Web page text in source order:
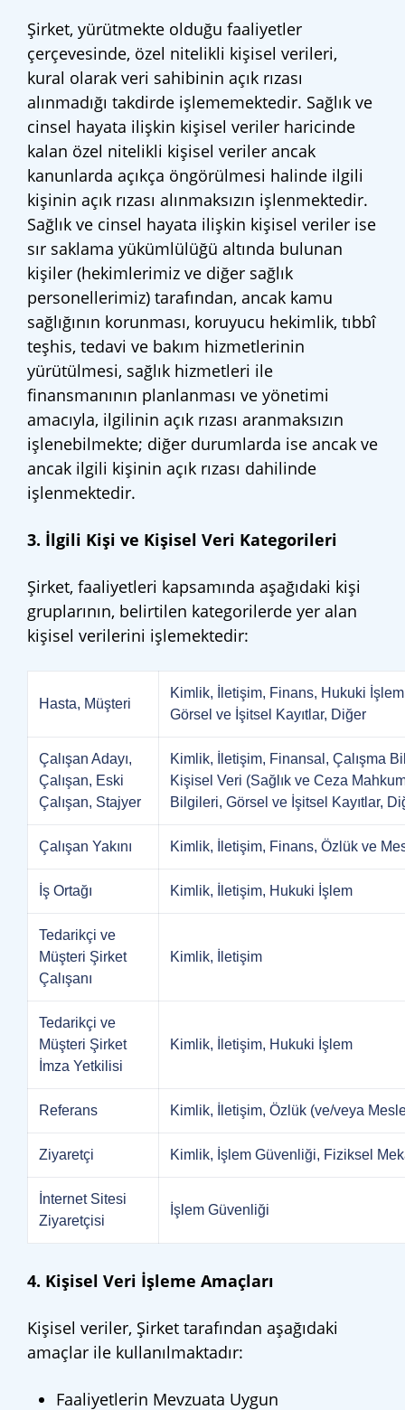
Şirket, yürütmekte olduğu faaliyetler
çerçevesinde, özel nitelikli kişisel verileri,
kural olarak veri sahibinin açık rızası
alınmadığı takdirde işlememektedir. Sağlık ve
cinsel hayata ilişkin kişisel veriler haricinde
kalan özel nitelikli kişisel veriler ancak
kanunlarda açıkça öngörülmesi halinde ilgili
kişinin açık rızası alınmaksızın işlenmektedir.
Sağlık ve cinsel hayata ilişkin kişisel veriler ise
sır saklama yükümlülüğü altında bulunan
kişiler (hekimlerimiz ve diğer sağlık
personellerimiz) tarafından, ancak kamu
sağlığının korunması, koruyucu hekimlik, tıbbî
teşhis, tedavi ve bakım hizmetlerinin
yürütülmesi, sağlık hizmetleri ile
finansmanının planlanması ve yönetimi
amacıyla, ilgilinin açık rızası aranmaksızın
işlenebilmekte; diğer durumlarda ise ancak ve
ancak ilgili kişinin açık rızası dahilinde
işlenmektedir.
3. İlgili Kişi ve Kişisel Veri Kategorileri
Şirket, faaliyetleri kapsamında aşağıdaki kişi
gruplarının, belirtilen kategorilerde yer alan
kişisel verilerini işlemektedir:
Hasta, Müşteri
Kimlik, İletişim, Finans, Hukuki
Görsel ve İşitsel Kayıtlar, Diğer
Çalışan Adayı,
Çalışan, Eski
Çalışan, Stajyer
Kimlik, İletişim, Finansal, Çalışma
Kişisel Veri (Sağlık ve Ceza
Bilgileri, Görsel ve İşitsel Kayıtlar,
Çalışan Yakını Kimlik, İletişim, Finans, Özlük ve
İş Ortağı Kimlik, İletişim, Hukuki İşlem
Tedarikçi ve
Müşteri Şirket
Çalışanı
Kimlik, İletişim
Tedarikçi ve
Müşteri Şirket
İmza Yetkilisi
Kimlik, İletişim, Hukuki İşlem
Referans Kimlik, İletişim, Özlük (ve/veya
Ziyaretçi Kimlik, İşlem Güvenliği, Fiziksel
İnternet Sitesi
Ziyaretçisi
İşlem Güvenliği
4. Kişisel Veri İşleme Amaçları
Kişisel veriler, Şirket tarafından aşağıdaki
amaçlar ile kullanılmaktadır:
Faaliyetlerin Mevzuata Uygun